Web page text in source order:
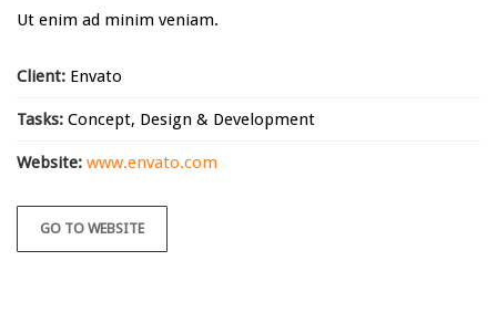
Ut enim ad minim veniam.
Client: Envato
Tasks: Concept, Design & Development
Website: www.envato.com
GO TO WEBSITE